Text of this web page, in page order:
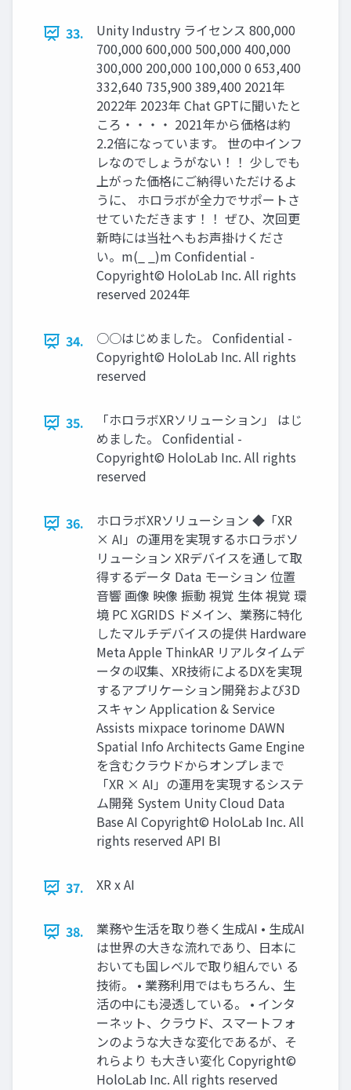
33.
Unity Industry ライセンス 800,000
700,000 600,000 500,000 400,000
300,000 200,000 100,000 0 653,400
332,640 735,900 389,400 2021年
2022年 2023年 Chat GPTに聞いたと
ころ・・・・ 2021年から価格は約
2.2倍になっています。 世の中インフ
レなのでしょうがない！！ 少しでも
上がった価格にご納得いただけるよ
うに、 ホロラボが全力でサポートさ
せていただきます！！ ぜひ、次回更
新時には当社へもお声掛けくださ
い。m(_ _)m Confidential -
Copyright© HoloLab Inc. All rights
reserved 2024年
34.
○○はじめました。 Confidential -
Copyright© HoloLab Inc. All rights
reserved
35.
「ホロラボXRソリューション」 はじ
めました。 Confidential -
Copyright© HoloLab Inc. All rights
reserved
36.
ホロラボXRソリューション ◆「XR
× AI」の運用を実現するホロラボソ
リューション XRデバイスを通して取
得するデータ Data モーション 位置
音響 画像 映像 振動 視覚 生体 視覚 環
境 PC XGRIDS ドメイン、業務に特化
したマルチデバイスの提供 Hardware
Meta Apple ThinkAR リアルタイムデ
ータの収集、XR技術によるDXを実現
するアプリケーション開発および3D
スキャン Application & Service
Assists mixpace torinome DAWN
Spatial Info Architects Game Engine
を含むクラウドからオンプレまで
「XR × AI」の運用を実現するシステ
ム開発 System Unity Cloud Data
Base AI Copyright© HoloLab Inc. All
rights reserved API BI
37. XR x AI
38.
業務や生活を取り巻く生成AI • 生成AI
は世界の大きな流れであり、日本に
おいても国レベルで取り組んでい る
技術。 • 業務利用ではもちろん、生
活の中にも浸透している。 • インタ
ーネット、クラウド、スマートフォ
ンのような大きな変化であるが、そ
れらより も大きい変化 Copyright©
HoloLab Inc. All rights reserved